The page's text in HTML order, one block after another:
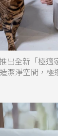
出全新「極
潔淨空間，